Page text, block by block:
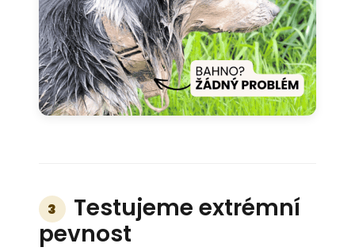
3
Testujeme extrémní
pevnost